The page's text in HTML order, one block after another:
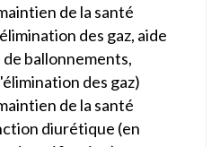
de la santé
des gaz, aide
ballonnements,
des gaz)
de la santé
diurétique (en